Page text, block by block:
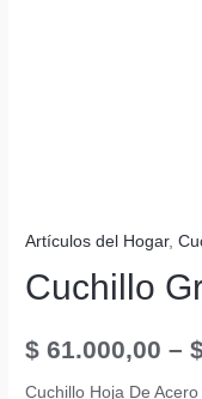
Artículos del Hogar,
Cuchillo
$ 61.000,00 –
Cuchillo Hoja De